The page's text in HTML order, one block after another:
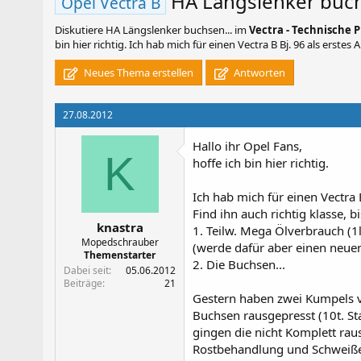
Diskutiere HA Längslenker buchsen... imVectra - Technische
bin hier richtig. Ich hab mich für einen Vectra B Bj. 96 als erstes
Neues Thema erstellen
Antworten
27.08.2012
K
knastra
Mopedschrauber
Themenstarter
Dabei seit
05.06.2012
Beiträge
21
Hallo ihr Opel Fans,
hoffe ich bin hier richtig.
Ich hab mich für einen Vectra
Find ihn auch richtig klasse,
1. Teilw. Mega Ölverbrauch
(werde dafür aber einen
2. Die Buchsen...
Gestern haben zwei
Buchsen rausgepresst (10t.
gingen die nicht Komplett
Rostbehandlung und